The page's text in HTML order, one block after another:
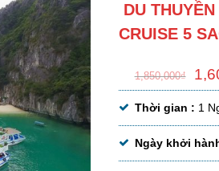
DU
CRUISE 5
1,850,000₫
Thời gian : 1
Ngày khởi